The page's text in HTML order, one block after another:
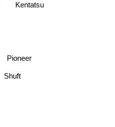
Kentatsu
Pioneer
Shuft